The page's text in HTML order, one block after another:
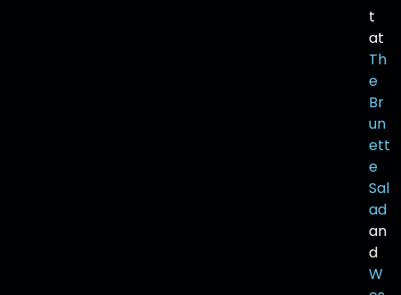
t
at
Th
e
Br
un
ett
e
Sal
ad
an
d
W